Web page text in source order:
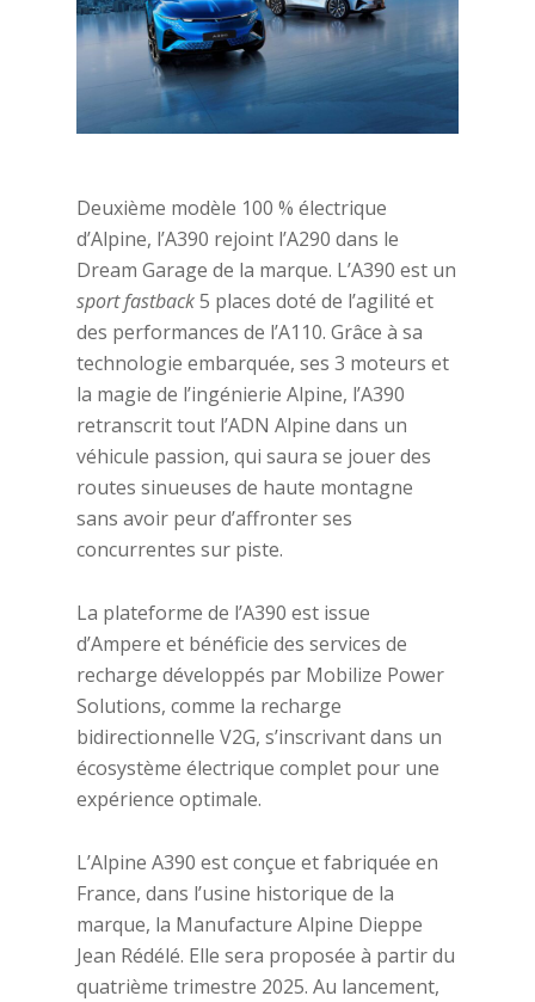
Deuxième modèle 100 % électrique
d’Alpine, l’A390 rejoint l’A290 dans le
Dream Garage de la marque. L’A390 est un
sport fastback5 places doté de l’agilité et
des performances de l’A110. Grâce à sa
technologie embarquée, ses 3 moteurs et
la magie de l’ingénierie Alpine, l’A390
retranscrit tout l’ADN Alpine dans un
véhicule passion, qui saura se jouer des
routes sinueuses de haute montagne
sans avoir peur d’affronter ses
concurrentes sur piste.
La plateforme de l’A390 est issue
d’Ampere et bénéficie des services de
recharge développés par Mobilize Power
Solutions, comme la recharge
bidirectionnelle V2G, s’inscrivant dans un
écosystème électrique complet pour une
expérience optimale.
L’Alpine A390 est conçue et fabriquée en
France, dans l’usine historique de la
marque, la Manufacture Alpine Dieppe
Jean Rédélé. Elle sera proposée à partir du
quatrième trimestre 2025. Au lancement,